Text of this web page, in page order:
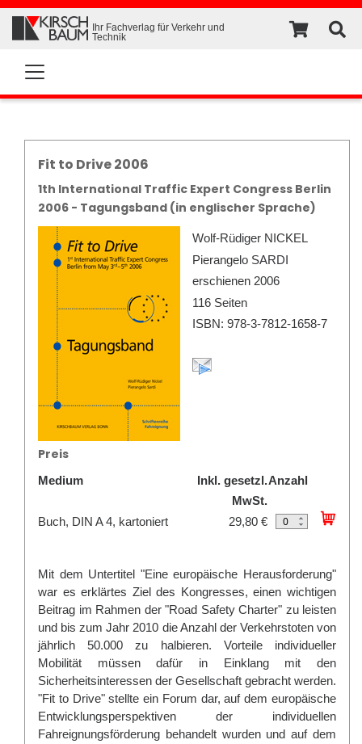
Ihr Fachverlag für Verkehr und
Technik
Fit to Drive 2006
1th International Traffic Expert Congress Berlin
2006 - Tagungsband (in englischer Sprache)
Wolf-Rüdiger NICKEL
Pierangelo SARDI
erschienen 2006
116 Seiten
ISBN: 978-3-7812-1658-7
Preis
Medium
Inkl. gesetzl.
MwSt.
Anzahl
Buch, DIN A 4, kartoniert 29,80 €
Mit dem Untertitel "Eine europäische Herausforderung"
war es erklärtes Ziel des Kongresses, einen wichtigen
Beitrag im Rahmen der "Road Safety Charter" zu leisten
und bis zum Jahr 2010 die Anzahl der Verkehrstoten von
jährlich 50.000 zu halbieren. Vorteile individueller
Mobilität müssen dafür in Einklang mit den
Sicherheitsinteressen der Gesellschaft gebracht werden.
"Fit to Drive" stellte ein Forum dar, auf dem europäische
Entwicklungsperspektiven der individuellen
Fahreignungsförderung behandelt wurden und auf dem